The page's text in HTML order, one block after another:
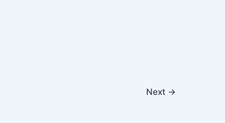
Next →